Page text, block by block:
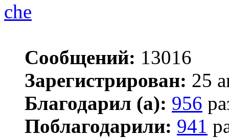
che
Сообщений: 13016
Зарегистрирован: 25
Благодарил (а): 956
Поблагодарили: 941